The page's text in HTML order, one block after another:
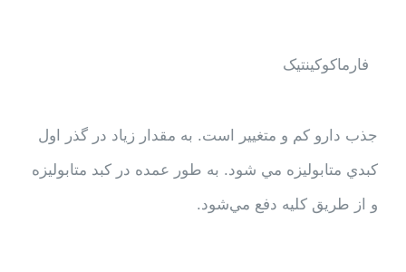
فارماکوکينتيک
جذب دارو كم و متغيير است. به مقدار زياد در گذر اول
كبدي متابوليزه مي شود. به طور عمده در كبد متابوليزه
و از طريق كليه دفع مي‌شود.